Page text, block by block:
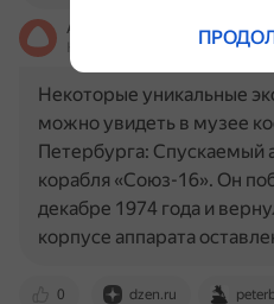
Алиса
На основе источников,
0 dzen.ru
Некоторые уникальные
можно увидеть в музее
Петербурга: Спускаемый
корабля «Союз-16». Он
декабре 1974 года и
корпусе аппарата